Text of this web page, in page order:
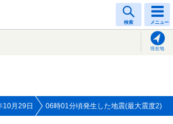
検索 メニュー
現在地
10月29日 06時01分頃発生した地震(最大震度2)